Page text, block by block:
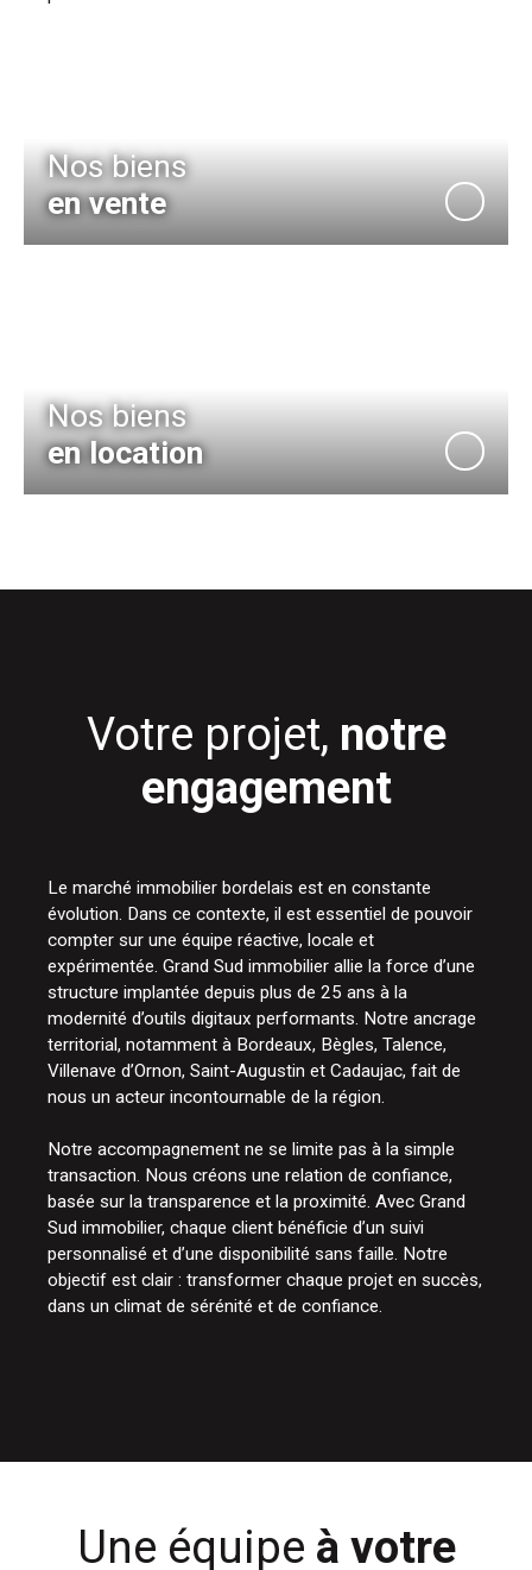
Nos biens
en vente
Nos biens
en location
Votre projet, notre
engagement
Le marché immobilier bordelais est en constante
évolution. Dans ce contexte, il est essentiel de pouvoir
compter sur une équipe réactive, locale et
expérimentée. Grand Sud immobilier allie la force d’une
structure implantée depuis plus de 25 ans à la
modernité d’outils digitaux performants. Notre ancrage
territorial, notamment à Bordeaux, Bègles, Talence,
Villenave d’Ornon, Saint-Augustin et Cadaujac, fait de
nous un acteur incontournable de la région.
Notre accompagnement ne se limite pas à la simple
transaction. Nous créons une relation de confiance,
basée sur la transparence et la proximité. Avec Grand
Sud immobilier, chaque client bénéficie d’un suivi
personnalisé et d’une disponibilité sans faille. Notre
objectif est clair : transformer chaque projet en succès,
dans un climat de sérénité et de confiance.
Une équipe à votre